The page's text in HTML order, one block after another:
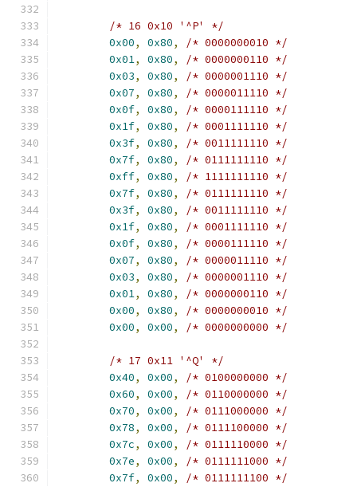
/* 16 0x10 '^P' */
0x00, 0x80,
/* 0000000010 */
0x01, 0x80,
/* 0000000110 */
0x03, 0x80,
/* 0000001110 */
0x07, 0x80,
/* 0000011110 */
0x0f, 0x80,
/* 0000111110 */
0x1f, 0x80,
/* 0001111110 */
0x3f, 0x80,
/* 0011111110 */
0x7f, 0x80,
/* 0111111110 */
0xff, 0x80,
/* 1111111110 */
0x7f, 0x80,
/* 0111111110 */
0x3f, 0x80,
/* 0011111110 */
0x1f, 0x80,
/* 0001111110 */
0x0f, 0x80,
/* 0000111110 */
0x07, 0x80,
/* 0000011110 */
0x03, 0x80,
/* 0000001110 */
0x01, 0x80,
/* 0000000110 */
0x00, 0x80,
/* 0000000010 */
0x00, 0x00, /* 0000000000 */
/* 17 0x11 '^Q' */
0x40, 0x00,
/* 0100000000 */
0x60, 0x00,
/* 0110000000 */
0x70, 0x00,
/* 0111000000 */
0x78, 0x00,
/* 0111100000 */
0x7c, 0x00,
/* 0111110000 */
0x7e, 0x00,
/* 0111111000 */
0x7f, 0x00,
/* 0111111100 */